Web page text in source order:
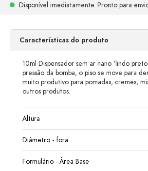
Disponível imediatamente. Pronto para
Características do produto
10ml Dispensador sem ar nano 'lindo
pressão da bomba, o piso se move para
muito produtivo para pomadas, cremes,
outros produtos.
Altura
Diâmetro - fora
Formulário - Área Base